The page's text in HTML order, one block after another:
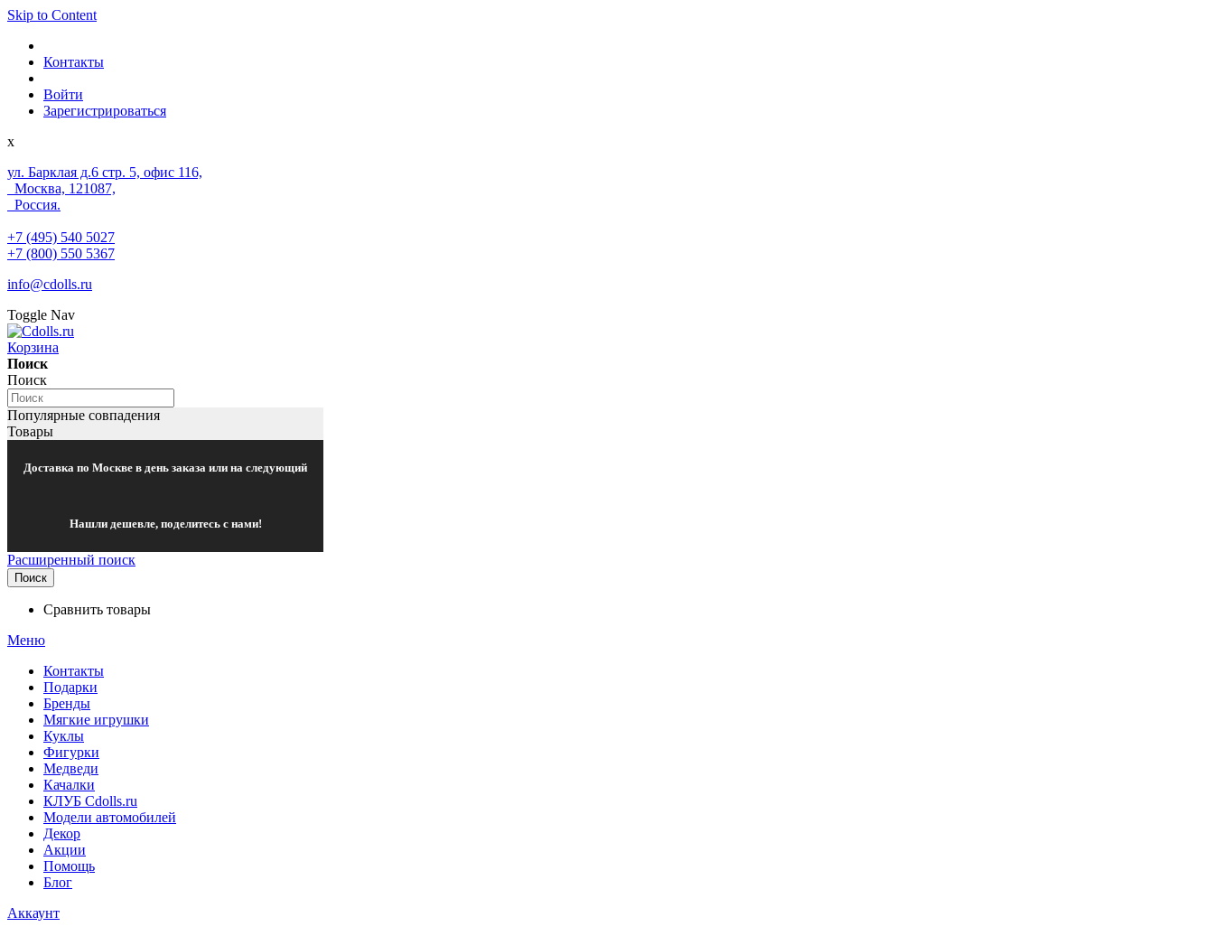
Skip to Content
Контакты
Войти
Зарегистрироваться
x
ул. Барклая д.6 стр. 5, офис 116,
Москва, 121087,
Россия.
+7 (495) 540 5027
+7 (800) 550 5367
info@cdolls.ru
Toggle Nav
Корзина
Поиск
Поиск
Популярные совпадения
Товары
Доставка по Москве в день заказа или на следующий
Нашли дешевле, поделитесь с нами!
Расширенный поиск
Поиск
Сравнить товары
Меню
Контакты
Подарки
Бренды
Мягкие игрушки
Куклы
Фигурки
Медведи
Качалки
КЛУБ Cdolls.ru
Модели автомобилей
Декор
Акции
Помощь
Блог
Аккаунт